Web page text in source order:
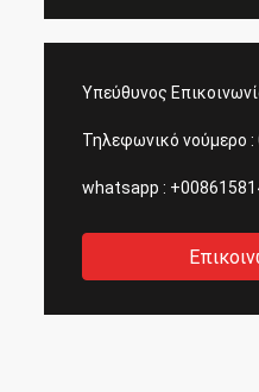
Υπεύθυνος
Τηλεφωνικό νούμερο :
whatsapp :